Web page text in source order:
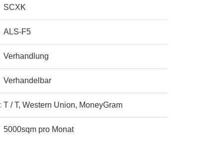
SCXK
ALS-F5
Verhandlung
Verhandelbar
T / T, Western Union, MoneyGram
5000sqm pro Monat